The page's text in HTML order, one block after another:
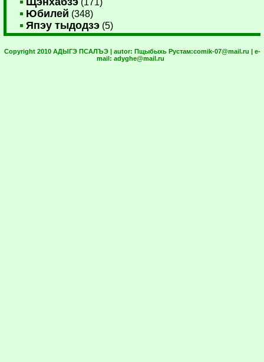
Юбилей (348)
Япэу тыдодзэ (5)
Copyright 2010 АДЫГЭ ПСАЛЪЭ | autor: Пщыбыхь Рустам:comik-07@mail.ru | e-
mail: adyghe@mail.ru